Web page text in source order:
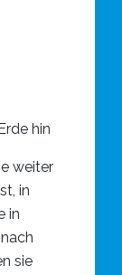
hin
weiter
in
in
sie